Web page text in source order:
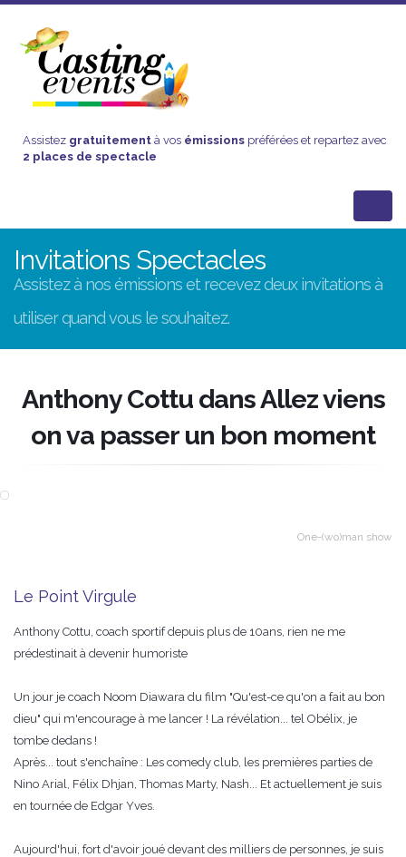
Assistez gratuitement à vos émissions préférées et repartez avec
2 places de spectacle
Invitations Spectacles
Assistez à nos émissions et recevez deux invitations à
utiliser quand vous le souhaitez.
Anthony Cottu dans Allez viens
on va passer un bon moment
One-(wo)man show
Le Point Virgule
Anthony Cottu, coach sportif depuis plus de 10ans, rien ne me
prédestinait à devenir humoriste
Un jour je coach Noom Diawara du film "Qu'est-ce qu'on a fait au bon
dieu" qui m'encourage à me lancer ! La révélation... tel Obélix, je
tombe dedans !
Après... tout s'enchaîne : Les comedy club, les premières parties de
Nino Arial, Félix Dhjan, Thomas Marty, Nash... Et actuellement je suis
en tournée de Edgar Yves.
Aujourd'hui, fort d'avoir joué devant des milliers de personnes, je suis